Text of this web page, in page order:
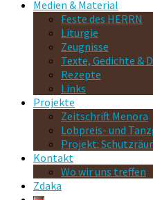
Medien & Material
Feste des HERRN
Liturgie
Zeugnisse
Texte, Gedichte &
Rezepte
Links
Projekte
Zeitschrift Menora
Lobpreis- und
Projekt:
Kontakt
Wo wir uns treffen
Zdaka